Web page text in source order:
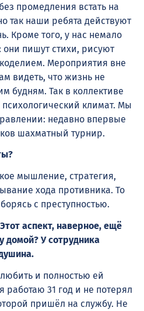
промедления встать на
так наши ребята действуют
Кроме того, у нас немало
они пишут стихи, рисуют
Мероприятия вне
видеть, что жизнь не
будням. Так в коллективе
климат. Мы
недавно впервые
шахматный турнир.
мышление, стратегия,
хода противника. То
с преступностью.
аспект, наверное, ещё
домой? У сотрудника
и полностью ей
работаю 31 год и не потерял
пришёл на службу. Не